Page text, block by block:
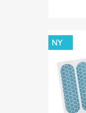
NY